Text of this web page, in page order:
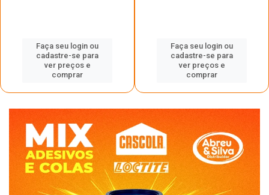
Faça seu login ou
cadastre-se para
ver preços e
comprar
Faça seu login ou
cadastre-se para
ver preços e
comprar